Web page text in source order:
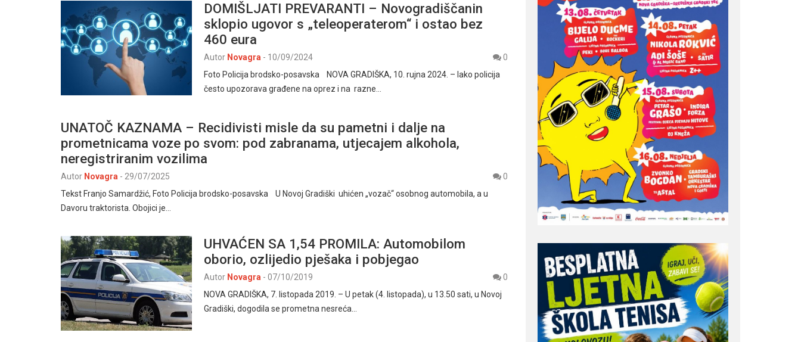
DOMIŠLJATI PREVARANTI – Novogradiščanin
sklopio ugovor s „teleoperaterom“ i ostao bez
460 eura
Autor Novagra - 10/09/2024
0
Foto Policija brodsko-posavska NOVA GRADIŠKA, 10. rujna 2024. – Iako policija
često upozorava građene na oprez i na razne…
UNATOČ KAZNAMA – Recidivisti misle da su pametni i dalje na
prometnicama voze po svom: pod zabranama, utjecajem alkohola,
neregistriranim vozilima
Autor Novagra - 29/07/2025
0
Tekst Franjo Samardžić, Foto Policija brodsko-posavska U Novoj Gradiški uhićen „vozač“ osobnog automobila, a u
Davoru traktorista. Obojici je…
UHVAĆEN SA 1,54 PROMILA: Automobilom
oborio, ozlijedio pješaka i pobjegao
Autor Novagra - 07/10/2019
0
NOVA GRADIŠKA, 7. listopada 2019. – U petak (4. listopada), u 13.50 sati, u Novoj
Gradiški, dogodila se prometna nesreća…